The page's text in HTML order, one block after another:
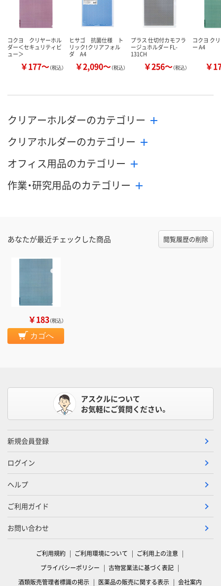
カゴへ カ
コクヨ クリヤーホル
ダー＜セキュリティビ
ュー＞
￥177～（税込）
ヒサゴ 抗菌仕様 ト
リック！クリアフォル
ダ A4
￥2,090～（税込）
プラス 仕切付カモフラ
ージュホルダー FL-
131CH
￥256～（税込）
コクヨ ク
ー A4
￥
クリアーホルダーのカテゴリー
クリアホルダーのカテゴリー
オフィス用品のカテゴリー
作業・研究用品のカテゴリー
あなたが最近チェックした商品 閲覧履歴の削除
￥183（税込）
カゴへ
アスクルについて
お気軽にご質問ください。
新規会員登録
ログイン
ヘルプ
ご利用ガイド
お問い合わせ
ご利用規約 ご利用環境について
ご利用上の注意
プライバシーポリシー
古物営業法に基づく表記
酒類販売管理者標識の掲示
医薬品の販売に関する表示 会社案内